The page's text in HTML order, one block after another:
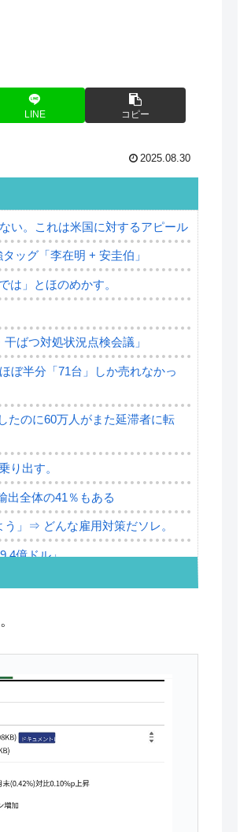
LINE コピー
2025.08.30
い。これは米国に対するアピール
ッグ「李在明 + 安圭伯」
は」とほのめかす。
ばつ対処状況点検会議」
ぼ半分「71台」しか売れなかっ
たのに60万人がまた延滞者に転
り出す。
出全体の41％もある
」⇒ どんな雇用対策だソレ。
億ドル」
の動きに強く左右される状態
き株価操作であり、空前の国政